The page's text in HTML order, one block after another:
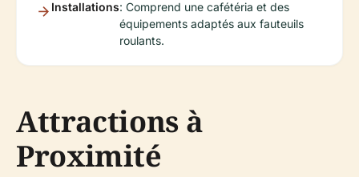
Installations: Comprend une cafétéria et des
équipements adaptés aux fauteuils
roulants.
Attractions à
Proximité